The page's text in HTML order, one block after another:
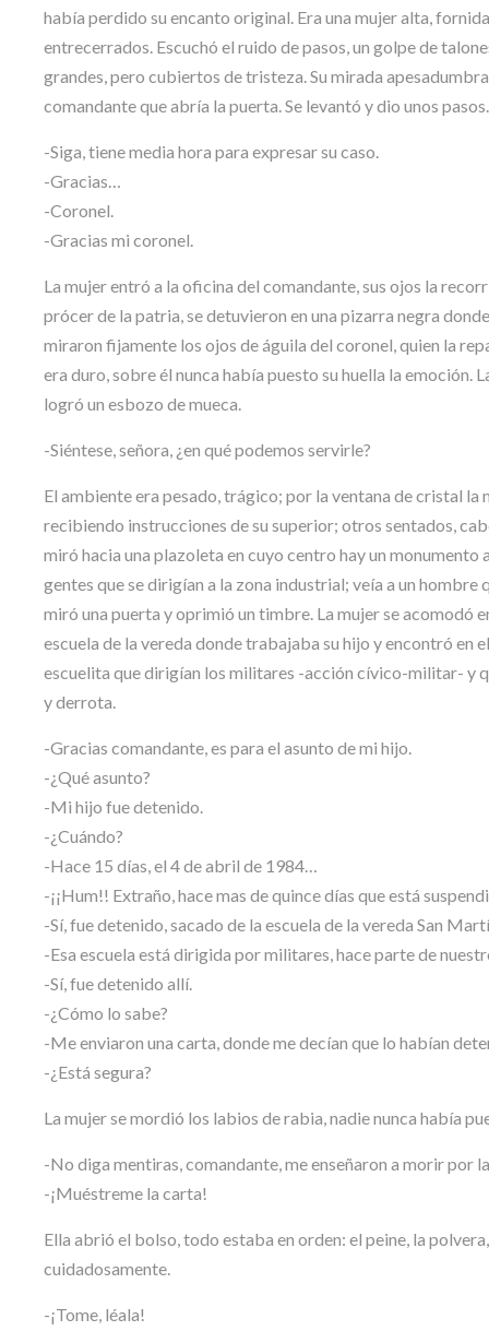
había perdido su encanto original. Era una mujer alta,
entrecerrados. Escuchó el ruido de pasos, un golpe de
grandes, pero cubiertos de tristeza. Su mirada
comandante que abría la puerta. Se levantó y dio unos pasos.
-Siga, tiene media hora para expresar su caso.
-Gracias…
-Coronel.
-Gracias mi coronel.
La mujer entró a la oficina del comandante, sus ojos la
prócer de la patria, se detuvieron en una pizarra negra
miraron fijamente los ojos de águila del coronel, quien la
era duro, sobre él nunca había puesto su huella la
logró un esbozo de mueca.
-Siéntese, señora, ¿en qué podemos servirle?
El ambiente era pesado, trágico; por la ventana de cristal
recibiendo instrucciones de su superior; otros sentados,
miró hacia una plazoleta en cuyo centro hay un
gentes que se dirigían a la zona industrial; veía a un
miró una puerta y oprimió un timbre. La mujer se acomodó
escuela de la vereda donde trabajaba su hijo y encontró en
escuelita que dirigían los militares -acción cívico-militar- y
y derrota.
-Gracias comandante, es para el asunto de mi hijo.
-¿Qué asunto?
-Mi hijo fue detenido.
-¿Cuándo?
-Hace 15 días, el 4 de abril de 1984…
-¡¡Hum!! Extraño, hace mas de quince días que está
-Sí, fue detenido, sacado de la escuela de la vereda San
-Esa escuela está dirigida por militares, hace parte de
-Sí, fue detenido allí.
-¿Cómo lo sabe?
-Me enviaron una carta, donde me decían que lo habían
-¿Está segura?
La mujer se mordió los labios de rabia, nadie nunca había
-No diga mentiras, comandante, me enseñaron a morir por
-¡Muéstreme la carta!
Ella abrió el bolso, todo estaba en orden: el peine, la
cuidadosamente.
-¡Tome, léala!